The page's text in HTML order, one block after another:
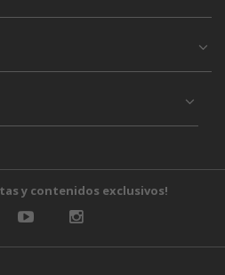
y contenidos exclusivos!